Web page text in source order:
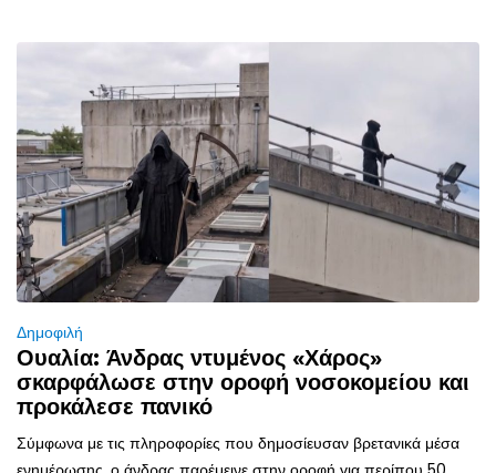
Δημοφιλή
Ουαλία: Άνδρας ντυμένος «Χάρος»
σκαρφάλωσε στην οροφή νοσοκομείου και
προκάλεσε πανικό
Σύμφωνα με τις πληροφορίες που δημοσίευσαν βρετανικά μέσα